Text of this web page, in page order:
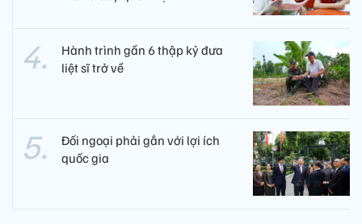
Hành trình gần 6 thập kỷ đưa
liệt sĩ trở về
Đối ngoại phải gắn với lợi ích
quốc gia